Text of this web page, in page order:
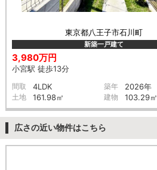
東京都八王子市石川町
新築一戸建て
3,980万円
小宮駅 徒歩13分
間取 4LDK 築年 2026年
土地 161.98㎡ 建物 103.29㎡
広さの近い物件はこちら